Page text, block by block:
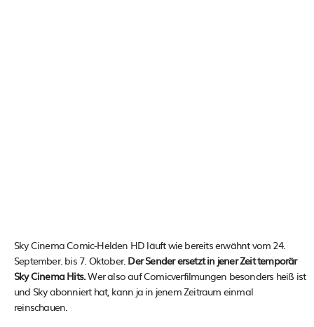
Sky Cinema Comic-Helden HD läuft wie bereits erwähnt vom 24.
September. bis 7. Oktober. Der Sender ersetzt in jener Zeit temporär
Sky Cinema Hits.Wer also auf Comicverfilmungen besonders heiß ist
und Sky abonniert hat, kann ja in jenem Zeitraum einmal
reinschauen.